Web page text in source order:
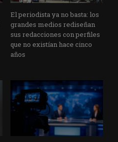
El periodista ya no basta: los
grandes medios rediseñan
sus redacciones con perfiles
que no existían hace cinco
años